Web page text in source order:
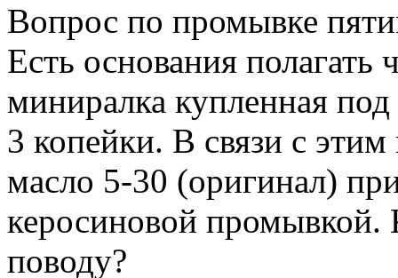
Вопрос по промывке
Есть основания полагать
миниралка купленная
3 копейки. В связи с
масло 5-30 (оригинал)
керосиновой промывкой.
поводу?